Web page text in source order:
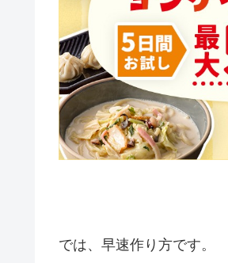
では、早速作り方です。